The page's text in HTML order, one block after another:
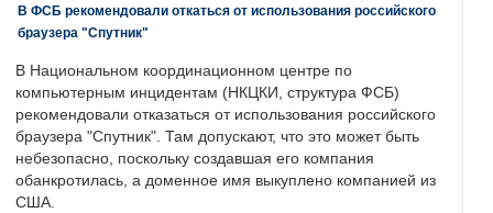
В ФСБ рекомендовали откаться от использования российского
браузера "Спутник"
В Национальном координационном центре по
компьютерным инцидентам (НКЦКИ, структура ФСБ)
рекомендовали отказаться от использования российского
браузера "Спутник". Там допускают, что это может быть
небезопасно, поскольку создавшая его компания
обанкротилась, а доменное имя выкуплено компанией из
США.